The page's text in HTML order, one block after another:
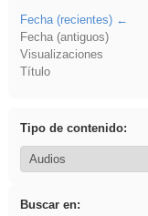
Fecha (recientes)
Fecha (antiguos)
Visualizaciones
Título
Tipo de contenido:
Buscar en: